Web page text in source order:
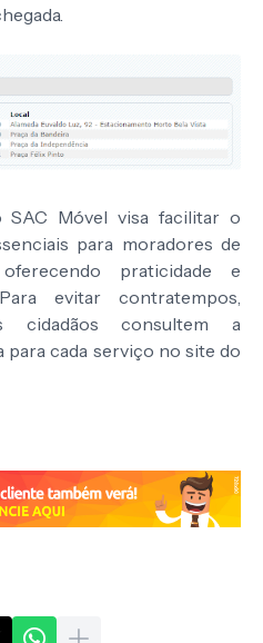
SAC Móvel visa facilitar o
para moradores de
praticidade e
evitar contratempos,
cidadãos consultem a
cada serviço no site do